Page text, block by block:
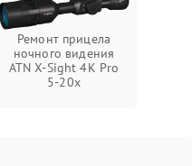
Ремонт прицела
ночного видения
ATN X-Sight 4K Pro
5-20x